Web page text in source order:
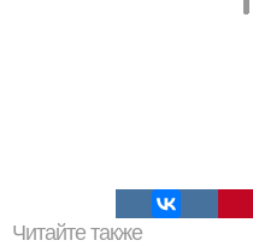
Читайте также